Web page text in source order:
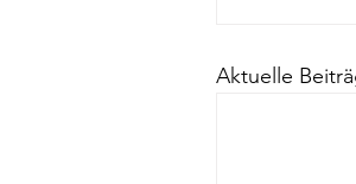
Aktuelle